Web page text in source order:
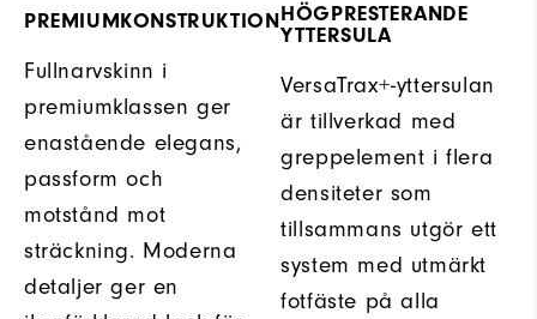
PREMIUMKONSTRUKTION
Fullnarvskinn i
premiumklassen ger
enastående elegans,
passform och
motstånd mot
sträckning. Moderna
detaljer ger en
HÖGPRESTERANDE
YTTERSULA
VersaTrax+-yttersulan
är tillverkad med
greppelement i flera
densiteter som
tillsammans utgör ett
system med utmärkt
fotfäste på alla